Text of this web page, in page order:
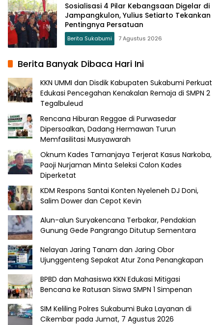
Sosialisasi 4 Pilar Kebangsaan Digelar di
Jampangkulon, Yulius Setiarto Tekankan
Pentingnya Persatuan
Berita Sukabumi 7 Agustus 2026
Berita Banyak Dibaca Hari Ini
KKN UMMI dan Disdik Kabupaten Sukabumi Perkuat
Edukasi Pencegahan Kenakalan Remaja di SMPN 2
Tegalbuleud
Rencana Hiburan Reggae di Purwasedar
Dipersoalkan, Dadang Hermawan Turun
Memfasilitasi Musyawarah
Oknum Kades Tamanjaya Terjerat Kasus Narkoba,
Paoji Nurjaman Minta Seleksi Calon Kades
Diperketat
KDM Respons Santai Konten Nyeleneh DJ Doni,
Salim Dower dan Cepot Kevin
Alun-alun Suryakencana Terbakar, Pendakian
Gunung Gede Pangrango Ditutup Sementara
Nelayan Jaring Tanam dan Jaring Obor
Ujunggenteng Sepakat Atur Zona Penangkapan
BPBD dan Mahasiswa KKN Edukasi Mitigasi
Bencana ke Ratusan Siswa SMPN 1 Simpenan
SIM Keliling Polres Sukabumi Buka Layanan di
Cikembar pada Jumat, 7 Agustus 2026